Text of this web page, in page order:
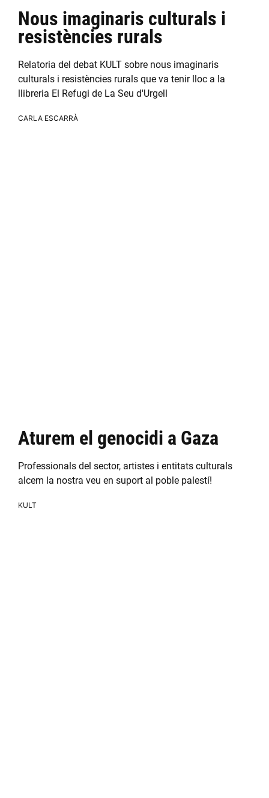
Nous imaginaris culturals i
resistències rurals
Relatoria del debat KULT sobre nous imaginaris
culturals i resistències rurals que va tenir lloc a la
llibreria El Refugi de La Seu d'Urgell
CARLA ESCARRÀ
Aturem el genocidi a Gaza
Professionals del sector, artistes i entitats culturals
alcem la nostra veu en suport al poble palestí!
KULT